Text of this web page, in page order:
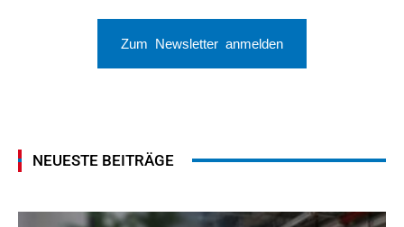
Zum Newsletter anmelden
NEUESTE BEITRÄGE